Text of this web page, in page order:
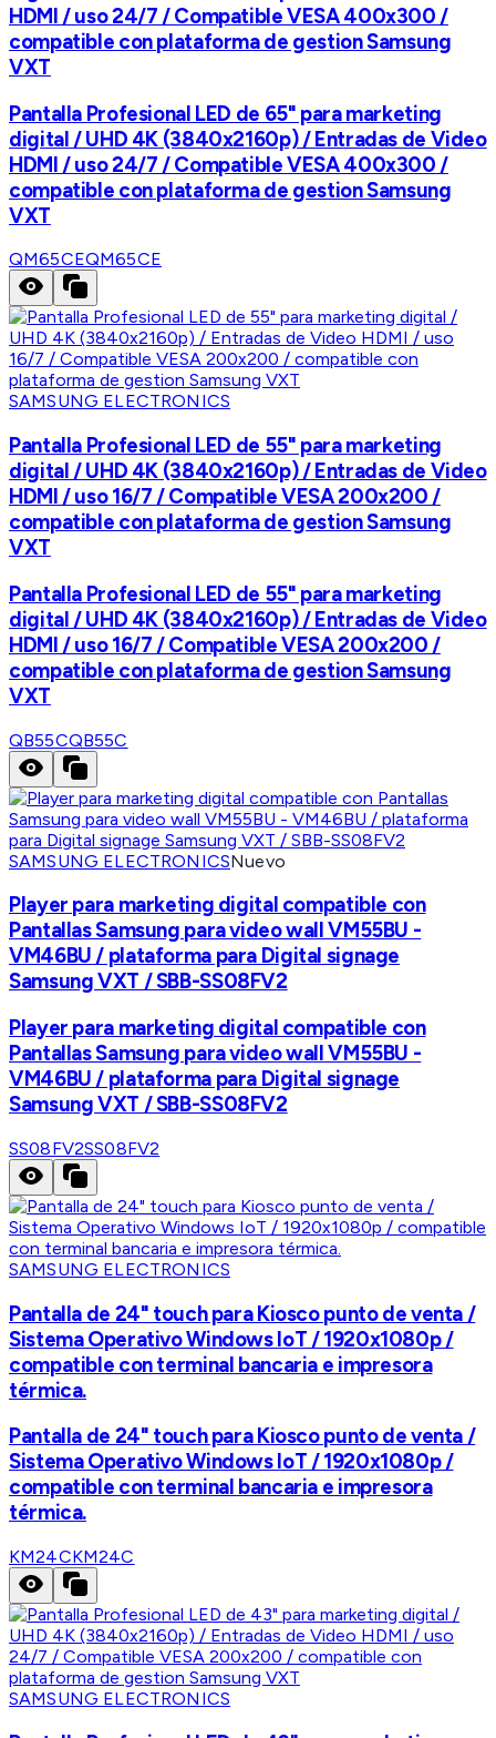
HDMI / uso 24/7 / Compatible VESA 400x300 /
compatible con plataforma de gestion Samsung
VXT
Pantalla Profesional LED de 65" para marketing
digital / UHD 4K (3840x2160p) / Entradas de Video
HDMI / uso 24/7 / Compatible VESA 400x300 /
compatible con plataforma de gestion Samsung
VXT
QM65CEQM65CE
SAMSUNG ELECTRONICS
Pantalla Profesional LED de 55" para marketing
digital / UHD 4K (3840x2160p) / Entradas de Video
HDMI / uso 16/7 / Compatible VESA 200x200 /
compatible con plataforma de gestion Samsung
VXT
Pantalla Profesional LED de 55" para marketing
digital / UHD 4K (3840x2160p) / Entradas de Video
HDMI / uso 16/7 / Compatible VESA 200x200 /
compatible con plataforma de gestion Samsung
VXT
QB55CQB55C
SAMSUNG ELECTRONICSNuevo
Player para marketing digital compatible con
Pantallas Samsung para video wall VM55BU -
VM46BU / plataforma para Digital signage
Samsung VXT / SBB-SS08FV2
Player para marketing digital compatible con
Pantallas Samsung para video wall VM55BU -
VM46BU / plataforma para Digital signage
Samsung VXT / SBB-SS08FV2
SS08FV2SS08FV2
SAMSUNG ELECTRONICS
Pantalla de 24" touch para Kiosco punto de venta /
Sistema Operativo Windows IoT / 1920x1080p /
compatible con terminal bancaria e impresora
térmica.
Pantalla de 24" touch para Kiosco punto de venta /
Sistema Operativo Windows IoT / 1920x1080p /
compatible con terminal bancaria e impresora
térmica.
KM24CKM24C
SAMSUNG ELECTRONICS